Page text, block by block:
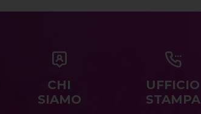
CHI
SIAMO
UFFICIO
STAMPA